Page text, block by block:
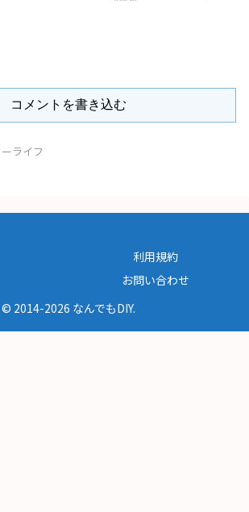
コメントを書き込む
ライフ
利用規約
お問い合わせ
© 2014-2026 なんでもDIY.